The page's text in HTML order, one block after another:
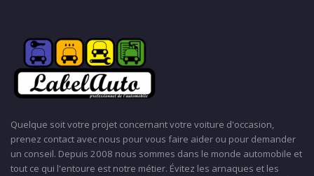
Quelque soit votre projet concernant votre voiture d'occasion,
prenez contact avec nous pour vous faire aider ou pour demander
un conseil. Depuis 2008 nous sommes dans le monde automobile et
tout ce qui l'entoure est notre métier. Évitez les arnaques et les